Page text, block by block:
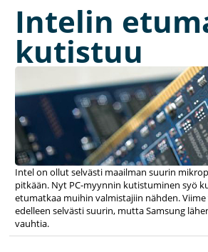
Intelin
kutistuu
Intel on ollut selvästi maailman suurin
pitkään. Nyt PC-myynnin kutistuminen syö
etumatkaa muihin valmistajiin nähden.
edelleen selvästi suurin, mutta Samsung
vauhtia.